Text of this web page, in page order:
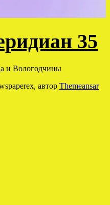
35
и Вологодчины
автор Themeansar